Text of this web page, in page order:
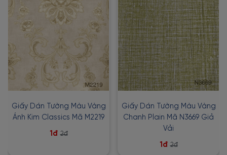
Giấy Dán Tường Màu Vàng
Ánh Kim Classics Mã M2219
1đ 2đ
Giấy Dán Tường Màu Vàng
Chanh Plain Mã N3669 Giả
Vải
1đ 2đ